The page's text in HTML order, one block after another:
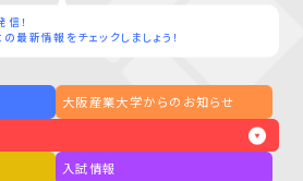
信！
最新情報をチェックしましょう！
大阪産業大学からのお知らせ
入試情報